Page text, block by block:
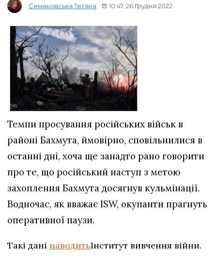
Семаковська Тетяна 10:47, 26 Грудня 2022
Темпи просування російських військ в
районі Бахмута, ймовірно, сповільнилися в
останні дні, хоча ще занадто рано говорити
про те, що російський наступ з метою
захоплення Бахмута досягнув кульмінації.
Водночас, як вважає ISW, окупанти прагнуть
оперативної паузи.
Такі дані наводитьІнститут вивчення війни.